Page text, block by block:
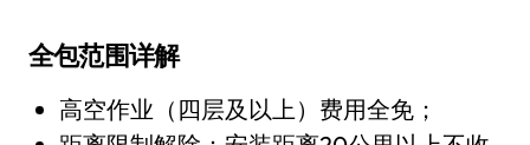
全包范围详解
高空作业（四层及以上）费用全免；